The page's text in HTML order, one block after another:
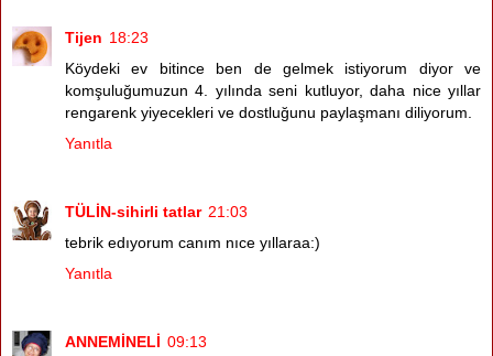
Tijen 18:23
Köydeki ev bitince ben de gelmek istiyorum diyor ve
komşuluğumuzun 4. yılında seni kutluyor, daha nice yıllar
rengarenk yiyecekleri ve dostluğunu paylaşmanı diliyorum.
Yanıtla
TÜLİN-sihirli tatlar 21:03
tebrik edıyorum canım nıce yıllaraa:)
Yanıtla
ANNEMİNELİ 09:13